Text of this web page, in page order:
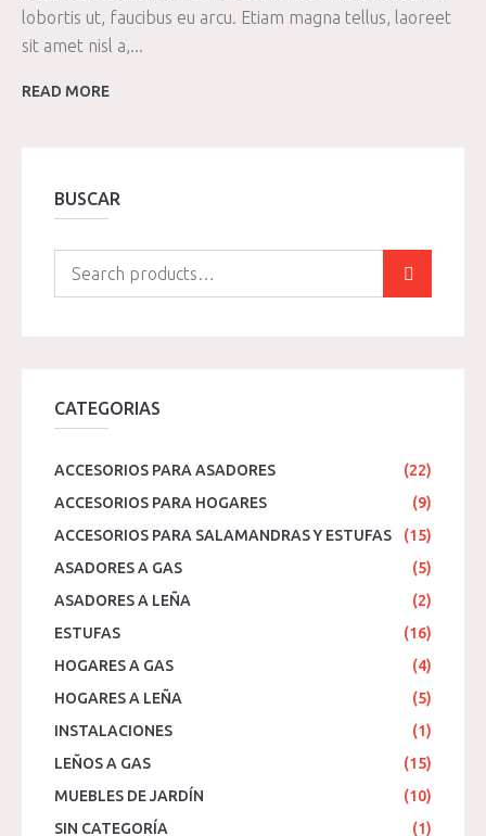
lobortis ut, faucibus eu arcu. Etiam magna tellus, laoreet
sit amet nisl a,...
READ MORE
BUSCAR
CATEGORIAS
ACCESORIOS PARA ASADORES
(22)
ACCESORIOS PARA HOGARES
(9)
ACCESORIOS PARA SALAMANDRAS Y ESTUFAS
(15)
ASADORES A GAS
(5)
ASADORES A LEÑA
(2)
ESTUFAS
(16)
HOGARES A GAS
(4)
HOGARES A LEÑA
(5)
INSTALACIONES
(1)
LEÑOS A GAS
(15)
MUEBLES DE JARDÍN
(10)
SIN CATEGORÍA
(1)